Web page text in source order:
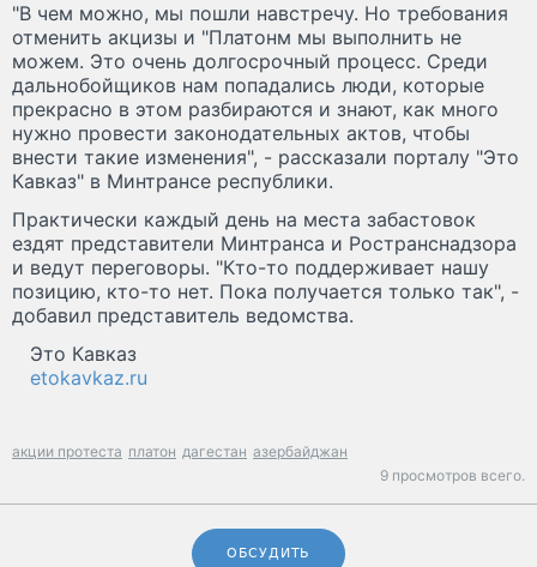
"В чем можно, мы пошли навстречу. Но требования
отменить акцизы и "Платонм мы выполнить не
можем. Это очень долгосрочный процесс. Среди
дальнобойщиков нам попадались люди, которые
прекрасно в этом разбираются и знают, как много
нужно провести законодательных актов, чтобы
внести такие изменения", - рассказали порталу "Это
Кавказ" в Минтрансе республики.
Практически каждый день на места забастовок
ездят представители Минтранса и Ространснадзора
и ведут переговоры. "Кто-то поддерживает нашу
позицию, кто-то нет. Пока получается только так", -
добавил представитель ведомства.
Это Кавказ
etokavkaz.ru
акции протеста платон дагестан азербайджан
9 просмотров всего.
ОБСУДИТЬ